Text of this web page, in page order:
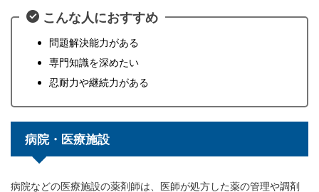
こんな人におすすめ
問題解決能力がある
専門知識を深めたい
忍耐力や継続力がある
病院・医療施設
病院などの医療施設の薬剤師は、医師が処方した薬の管理や調剤